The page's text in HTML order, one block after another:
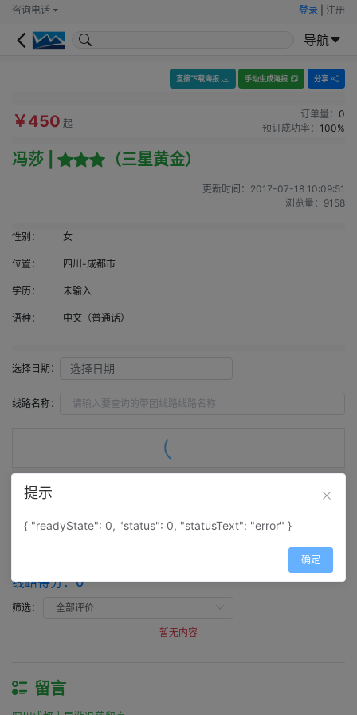
咨询电话 登录 注册
导航
直接下载海报 手动生成海报 分享
￥450 起
订单量： 0
预订成功率： 100%
冯莎 | （三星黄金）
更新时间： 2017-07-18 10:09:51
浏览量： 9158
性别： 女
位置： 四川-成都市
学历： 未输入
语种： 中文（普通话）
选择日期：
线路名称：
评价（0
评价
线路得分：0
筛选：
暂无内容
留言
提示
{ "readyState": 0, "status": 0, "statusText": "error" }
确定